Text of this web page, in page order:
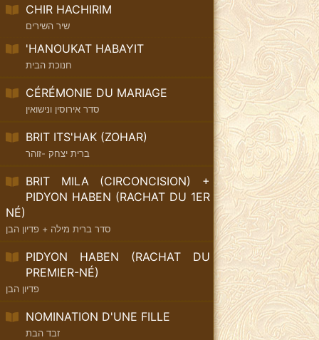
CHIR HACHIRIM
שיר השירים
'HANOUKAT HABAYIT
חנוכת הבית
CÉRÉMONIE DU MARIAGE
סדר אירוסין ונישואין
BRIT ITS'HAK (ZOHAR)
ברית יצחק -זוהר
BRIT MILA (CIRCONCISION) +
PIDYON HABEN (RACHAT DU 1ER
NÉ)
סדר ברית מילה + פדיון הבן
PIDYON HABEN (RACHAT DU
PREMIER-NÉ)
פדיון הבן
NOMINATION D'UNE FILLE
זבד הבת